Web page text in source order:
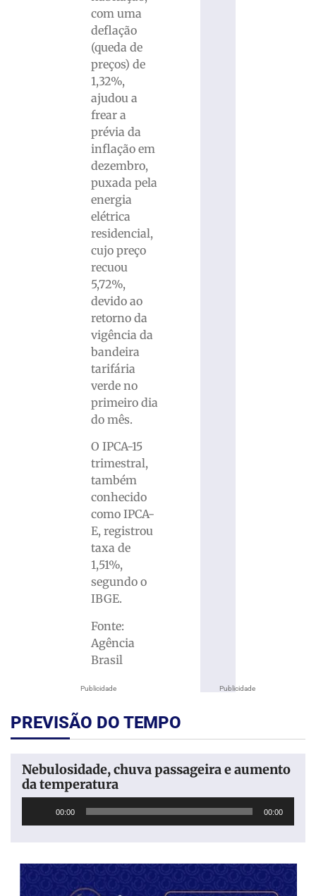
Publicidade
com uma
deflação
(queda de
preços) de
1,32%,
ajudou a
frear a
prévia da
inflação em
dezembro,
puxada pela
energia
elétrica
residencial,
cujo preço
recuou
5,72%,
devido ao
retorno da
vigência da
bandeira
tarifária
verde no
primeiro dia
do mês.
O IPCA-15
trimestral,
também
conhecido
como IPCA-
E, registrou
taxa de
1,51%,
segundo o
IBGE.
Fonte:
Agência
Brasil
Publicidade
PREVISÃO DO TEMPO
Nebulosidade, chuva passageira e aumento
da temperatura
00:00 00:00